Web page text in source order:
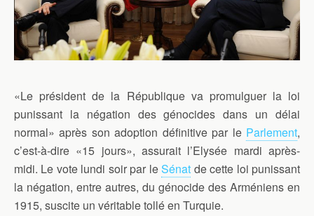
«Le président de la République va promulguer la loi
punissant la négation des génocides dans un délai
normal» après son adoption définitive par le Parlement,
c’est-à-dire «15 jours», assurait l’Elysée mardi après-
midi. Le vote lundi soir par leSénat de cette loi punissant
la négation, entre autres, du génocide des Arméniens en
1915, suscite un véritable tollé en Turquie.